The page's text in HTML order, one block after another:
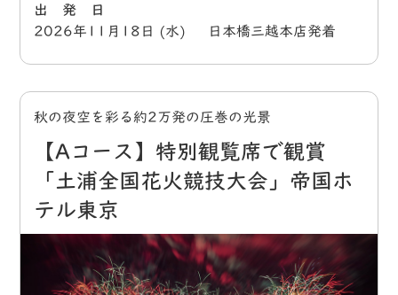
出 発 日
2026年11月18日 (水) 日本橋三越本店発着
秋の夜空を彩る約2万発の圧巻の光景
【Aコース】特別観覧席で観賞
「土浦全国花火競技大会」帝国ホ
テル東京